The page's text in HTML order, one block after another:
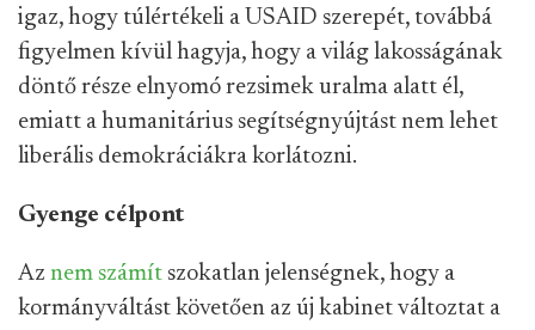
igaz, hogy túlértékeli a USAID szerepét, továbbá
figyelmen kívül hagyja, hogy a világ lakosságának
döntő része elnyomó rezsimek uralma alatt él,
emiatt a humanitárius segítségnyújtást nem lehet
liberális demokráciákra korlátozni.
Gyenge célpont
Az nem számít szokatlan jelenségnek, hogy a
kormányváltást követően az új kabinet változtat a